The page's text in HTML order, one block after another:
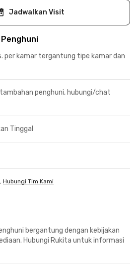
Jadwalkan Visit
per kamar tergantung tipe kamar dan
penghuni, hubungi/chat
Tinggal
Hubungi Tim Kami
bergantung dengan kebijakan
Hubungi Rukita untuk informasi